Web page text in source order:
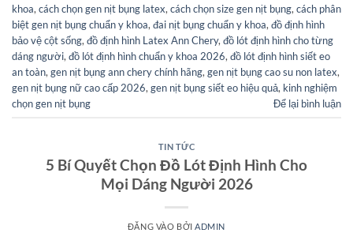
khoa, cách chọn gen nịt bụng latex, cách chọn size gen nịt bụng, cách phân
biệt gen nịt bụng chuẩn y khoa, đai nịt bụng chuẩn y khoa, đồ định hình
bảo vệ cột sống, đồ định hình Latex Ann Chery, đồ lót định hình cho từng
dáng người, đồ lót định hình chuẩn y khoa 2026, đồ lót định hình siết eo
an toàn, gen nịt bụng ann chery chính hãng, gen nịt bụng cao su non latex,
gen nịt bụng nữ cao cấp 2026, gen nịt bụng siết eo hiệu quả, kinh nghiệm
chọn gen nịt bụng
Để lại bình luận
TIN TỨC
5 Bí Quyết Chọn Đồ Lót Định Hình Cho
Mọi Dáng Người 2026
ĐĂNG VÀO BỞIADMIN